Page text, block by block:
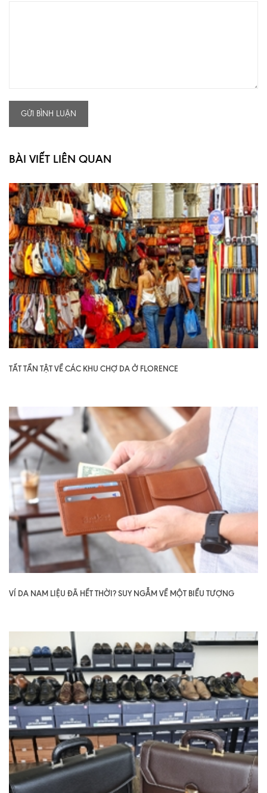
GỬI BÌNH LUẬN
BÀI VIẾT LIÊN QUAN
TẤT TẦN TẬT VỀ CÁC KHU CHỢ DA Ở FLORENCE
VÍ DA NAM LIỆU ĐÃ HẾT THỜI? SUY NGẪM VỀ MỘT BIỂU TƯỢNG